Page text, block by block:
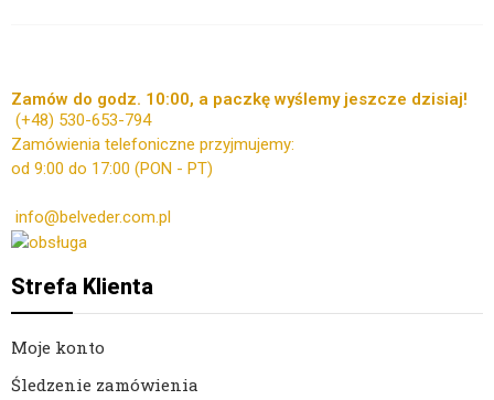
Zamów do godz. 10:00, a paczkę wyślemy jeszcze dzisiaj!
(+48) 530-653-794
Zamówienia telefoniczne przyjmujemy:
od 9:00 do 17:00 (PON - PT)
info@belveder.com.pl
Strefa Klienta
Moje konto
Śledzenie zamówienia